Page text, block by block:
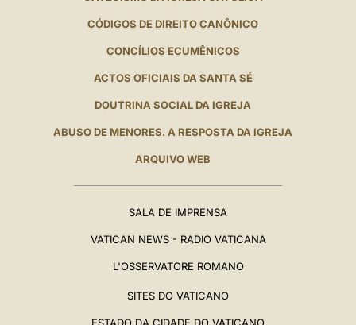
CÓDIGOS DE DIREITO CANÔNICO
CONCÍLIOS ECUMÊNICOS
ACTOS OFICIAIS DA SANTA SÉ
DOUTRINA SOCIAL DA IGREJA
ABUSO DE MENORES. A RESPOSTA DA IGREJA
ARQUIVO WEB
SALA DE IMPRENSA
VATICAN NEWS - RADIO VATICANA
L'OSSERVATORE ROMANO
SITES DO VATICANO